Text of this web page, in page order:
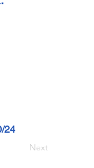
24
Next